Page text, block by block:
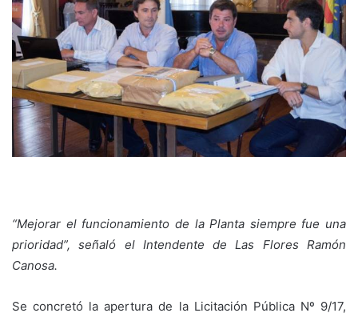
“Mejorar el funcionamiento de la Planta siempre fue una
prioridad”, señaló el Intendente de Las Flores Ramón
Canosa.
Se concretó la apertura de la Licitación Pública Nº 9/17,